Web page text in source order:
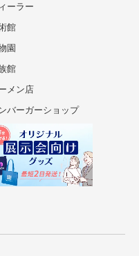
ーラー
館
園
館
メン店
バーガーショップ